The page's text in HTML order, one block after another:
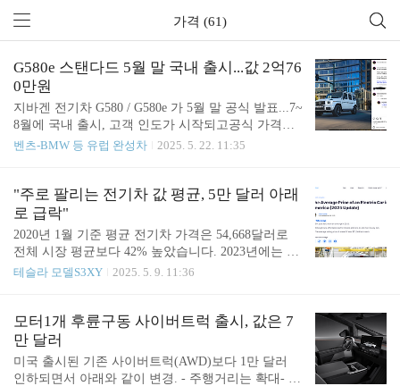
가격 (61)
G580e 스탠다드 5월 말 국내 출시...값 2억76
0만원
지바겐 전기차 G580 / G580e 가 5월 말 공식 발표...7~
8월에 국내 출시, 고객 인도가 시작되고공식 가격은
2억 760만원으로 책정됐다는 소문이 돌고 있음. 옵션
드 영역도 아니고,자동차 거래라는 잣대로 봐도 안되
고,아이코닉한 특수 영역이라, 사실 얼마나 잘팔릴
지 잘 모르겠다... 지바겐 전기차는 암튼 곧 출시하긴
할거임.https://meritocrat.tistory.com/1523 G580e 15일
에 변경인증 완료...25년 하반기 출시?벤츠 지바겐 전
기차 G580(또는 G580e) 스탠다드 버전이조만간 국내
나 팔았는지도 알 수 없는 상황..
벤츠-BMW 등 유럽 완성차 2025. 5. 22. 11:35
"주로 팔리는 전기차 값 평균, 5만 달러 아래
로 급락"
2020년 1월 기준 평균 전기차 가격은 54,668달러로
전체 시장 평균보다 42% 높았습니다. 2023년에는 신
차 평균 가격이 53,376달러로 전체 신차 시장보다 약
tric Car in America (2025 Update)EVs cost just 12% mo
re on average. We're tracking the average price of electri
c cars, and it's likely that big changes are around the cor
ner.caredge.com 평균 차량 판매가보다..
테슬라 모델S3XY 2025. 5. 9. 11:36
모터1개 후륜구동 사이버트럭 출시, 값은 7
만 달러
미국 출시된 기존 사이버트럭(AWD)보다 1만 달러
인하되면서 아래와 같이 변경. - 주행거리는 확대- 가